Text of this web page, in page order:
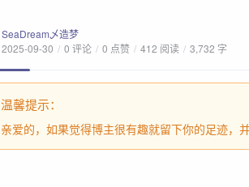
SeaDream乄造梦
2025-09-30 / 0 评论 / 0 点赞 / 412 阅读 / 3,732 字
温馨提示：
亲爱的，如果觉得博主很有趣就留下你的足迹，